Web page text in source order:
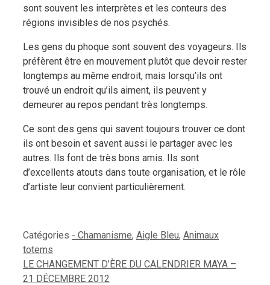
sont sou­vent les interprètes et les conteurs des
régions invisibles de nos psychés.
Les gens du phoque sont souvent des voyageurs. Ils
préfèrent être en mouvement plutôt que devoir rester
longtemps au même endroit, mais lorsqu’ils ont
trouvé un endroit qu’ils aiment, ils peuvent y
demeurer au repos pendant très longtemps.
Ce sont des gens qui savent toujours trouver ce dont
ils ont besoin et savent aussi le partager avec les
autres. Ils font de très bons amis. Ils sont
d’excellents atouts dans toute organisation, et le rôle
d’artiste leur convient particulièrement.
Catégories - Chamanisme, Aigle Bleu, Animaux
totems
LE CHANGEMENT D’ÈRE DU CALENDRIER MAYA –
21 DÉCEMBRE 2012